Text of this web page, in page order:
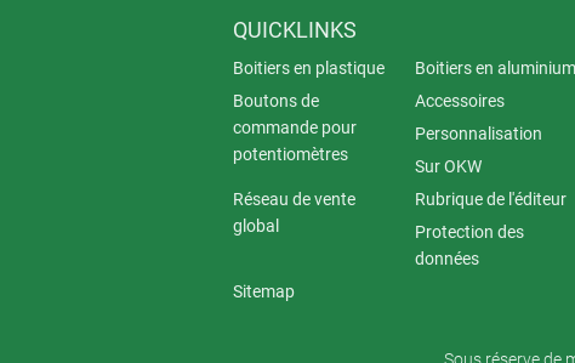
QUICKLINKS
Boitiers en plastique
Boitiers en aluminium
Boutons de
commande pour
potentiomètres
Accessoires
Personnalisation
Sur OKW
Réseau de vente
global
Rubrique de l'éditeur
Protection des
données
Sitemap